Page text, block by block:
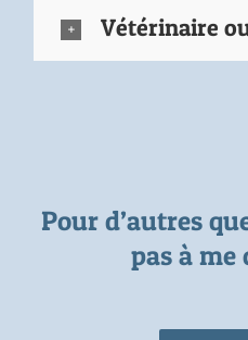
Vétérinaire
Pour d’autres
pas à me